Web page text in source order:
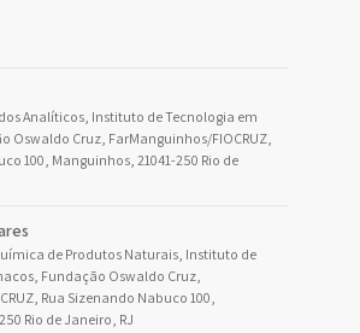
Analíticos, Instituto de Tecnologia em
Oswaldo Cruz, FarManguinhos/FIOCRUZ,
100, Manguinhos, 21041-250 Rio de
de Produtos Naturais, Instituto de
Fundação Oswaldo Cruz,
Rua Sizenando Nabuco 100,
Rio de Janeiro, RJ